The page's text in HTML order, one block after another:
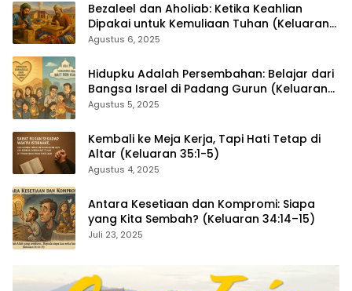
Bezaleel dan Aholiab: Ketika Keahlian
Dipakai untuk Kemuliaan Tuhan (Keluaran
36:1–7)
Agustus 6, 2025
Hidupku Adalah Persembahan: Belajar dari
Bangsa Israel di Padang Gurun (Keluaran
35:4–29)
Agustus 5, 2025
Kembali ke Meja Kerja, Tapi Hati Tetap di
Altar (Keluaran 35:1-5)
Agustus 4, 2025
Antara Kesetiaan dan Kompromi: Siapa
yang Kita Sembah? (Keluaran 34:14–15)
Juli 23, 2025